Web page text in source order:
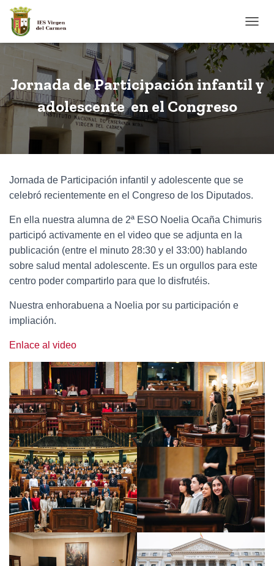
Jornada de Participación infantil y
adolescente en el Congreso
Jornada de Participación infantil y adolescente que se
celebró recientemente en el Congreso de los Diputados.
En ella nuestra alumna de 2ª ESO Noelia Ocaña Chimuris
participó activamente en el video que se adjunta en la
publicación (entre el minuto 28:30 y el 33:00) hablando
sobre salud mental adolescente. Es un orgullos para este
centro poder compartirlo para que lo disfrutéis.
Nuestra enhorabuena a Noelia por su participación e
impliación.
Enlace al video